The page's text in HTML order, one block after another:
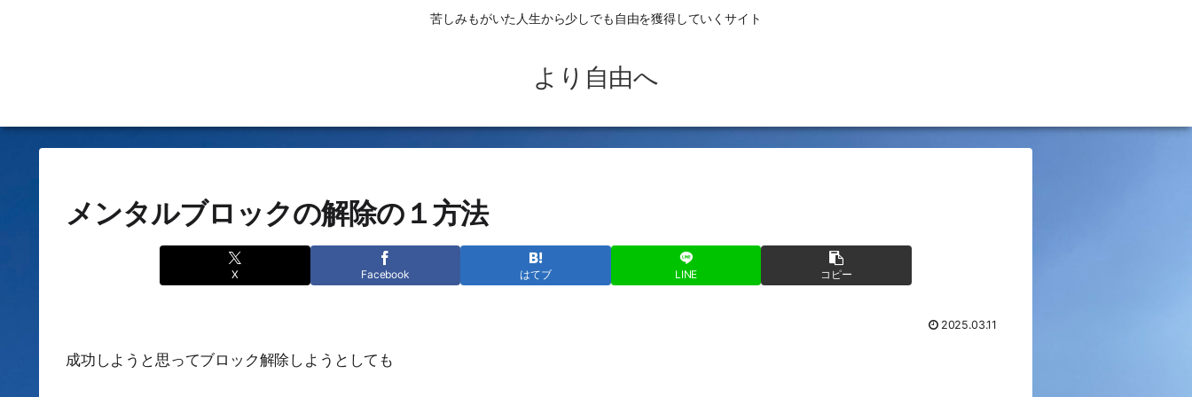
苦しみもがいた人生から少しでも自由を獲得していくサイト
より自由へ
メンタルブロックの解除の１方法
X Facebook はてブ LINE コピー
2025.03.11
成功しようと思ってブロック解除しようとしても